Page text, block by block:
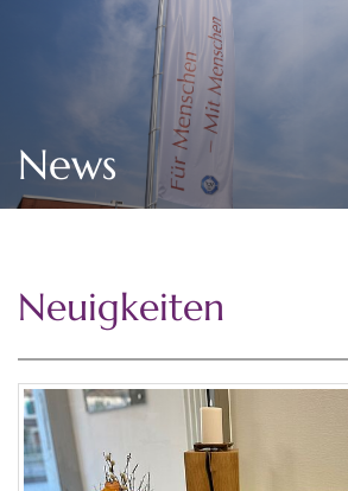
News
Neuigkeiten